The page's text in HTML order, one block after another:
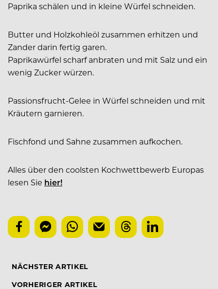
Paprika schälen und in kleine Würfel schneiden.
Butter und Holzkohleöl zusammen erhitzen und
Zander darin fertig garen.
Paprikawürfel scharf anbraten und mit Salz und ein
wenig Zucker würzen.
Passionsfrucht-Gelee in Würfel schneiden und mit
Kräutern garnieren.
Fischfond und Sahne zusammen aufkochen.
Alles über den coolsten Kochwettbewerb Europas
lesen Sie hier!
NÄCHSTER ARTIKEL
VORHERIGER ARTIKEL